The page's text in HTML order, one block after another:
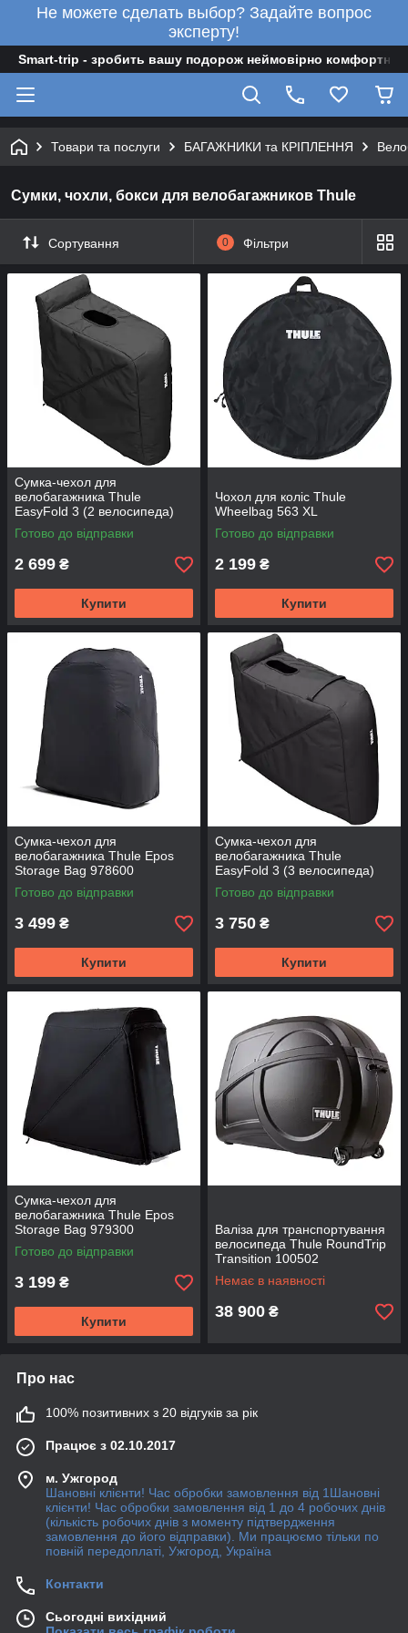
Не можете сделать выбор? Задайте вопрос
эксперту!
Smart-trip - зробить вашу подорож неймовірно
Товари та послуги БАГАЖНИКИ та КРІПЛЕННЯ
Сумки, чохли, бокси для велобагажников Thule
Сортування 0 Фільтри
Сумка-чехол для
велобагажника Thule
EasyFold 3 (2 велосипеда)
944600
Готово до відправки
2 699 ₴
Купити
Чохол для коліс Thule
Wheelbag 563 XL
Готово до відправки
2 199 ₴
Купити
Сумка-чехол для
велобагажника Thule Epos
Storage Bag 978600
Готово до відправки
3 499 ₴
Купити
Сумка-чехол для
велобагажника Thule
EasyFold 3 (3 велосипеда)
945600
Готово до відправки
3 750 ₴
Купити
Сумка-чехол для
велобагажника Thule Epos
Storage Bag 979300
Готово до відправки
3 199 ₴
Купити
Валіза для транспортування
велосипеда Thule RoundTrip
Transition 100502
Немає в наявності
38 900 ₴
Про нас
100% позитивних з 20 відгуків за рік
Працює з 02.10.2017
м. Ужгород
Шановні клієнти! Час обробки замовлення від 1Шановні
клієнти! Час обробки замовлення від 1 до 4 робочих днів
(кількість робочих днів з моменту підтвердження
замовлення до його відправки). Ми працюємо тільки по
повній передоплаті, Ужгород, Україна
Контакти
Сьогодні вихідний